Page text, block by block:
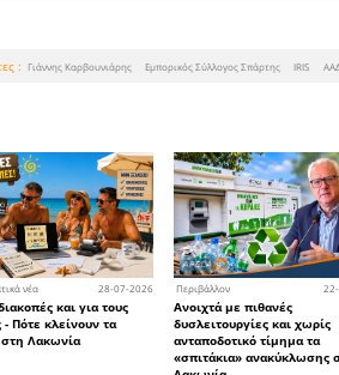
Πολιτεία
ανάγκη